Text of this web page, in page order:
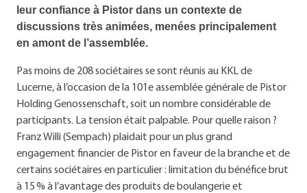
leur confiance à Pistor dans un contexte de
discussions très animées, menées principalement
en amont de l’assemblée.
Pas moins de 208 sociétaires se sont réunis au KKL de
Lucerne, à l’occasion de la 101e assemblée générale de Pistor
Holding Genossenschaft, soit un nombre considérable de
participants. La tension était palpable. Pour quelle raison ?
Franz Willi (Sempach) plaidait pour un plus grand
engagement financier de Pistor en faveur de la branche et de
certains sociétaires en particulier : limitation du bénéfice brut
à 15 % à l’avantage des produits de boulangerie et